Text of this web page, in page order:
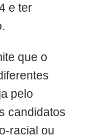
e ter
que o
pelo
candidatos
racial ou